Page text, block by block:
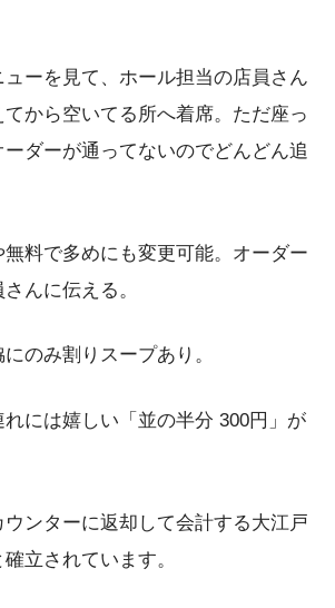
ーを見て、ホール担当の店員さん
から空いてる所へ着席。ただ座っ
ダーが通ってないのでどんどん追
料で多めにも変更可能。オーダー
んに伝える。
のみ割りスープあり。
には嬉しい「並の半分 300円」が
ンターに返却して会計する大江戸
立されています。